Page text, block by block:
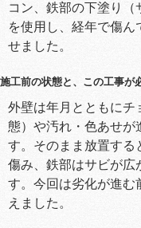
コン、鉄部の下塗り（
を使用し、経年で傷ん
せました。
施工前の状態と、この工事が
外壁は年月とともにチ
態）や汚れ・色あせが
す。そのまま放置する
傷み、鉄部はサビが広
す。今回は劣化が進む
えました。